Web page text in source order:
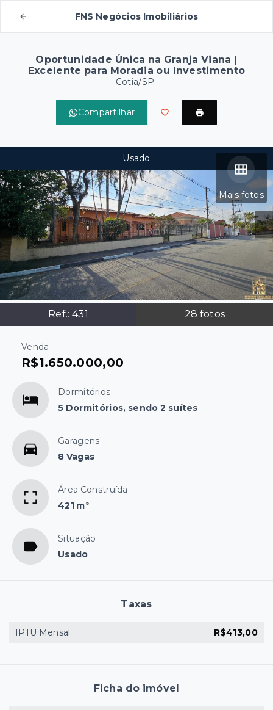
FNS Negócios Imobiliários
Oportunidade Única na Granja Viana |
Excelente para Moradia ou Investimento
Cotia/SP
Compartilhar
Mais fotos
Ref.:431 28 fotos
Usado
Venda
R$1.650.000,00
Dormitórios
5 Dormitórios, sendo 2 suítes
Garagens
8 Vagas
Área Construída
421 m²
Situação
Usado
Taxas
IPTU Mensal R$413,00
Ficha do imóvel